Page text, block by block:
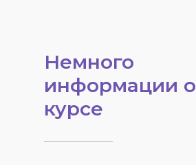
Немного
информации о
курсе